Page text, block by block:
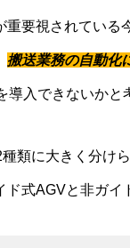
重要視されてい
搬送業務の自動化
導入できないかと
類に大きく分け
式AGVと非ガイ